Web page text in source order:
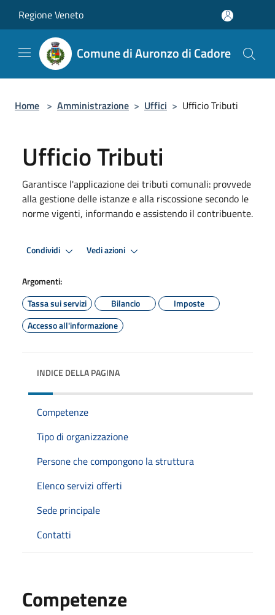
Regione Veneto
Comune di Auronzo di Cadore
Home > Amministrazione > Uffici > Ufficio Tributi
Ufficio Tributi
Garantisce l'applicazione dei tributi comunali: provvede
alla gestione delle istanze e alla riscossione secondo le
norme vigenti, informando e assistendo il contribuente.
Condividi Vedi azioni
Argomenti:
Tassa sui servizi
Bilancio
Imposte
Accesso all'informazione
INDICE DELLA PAGINA
Competenze
Tipo di organizzazione
Persone che compongono la struttura
Elenco servizi offerti
Sede principale
Contatti
Competenze